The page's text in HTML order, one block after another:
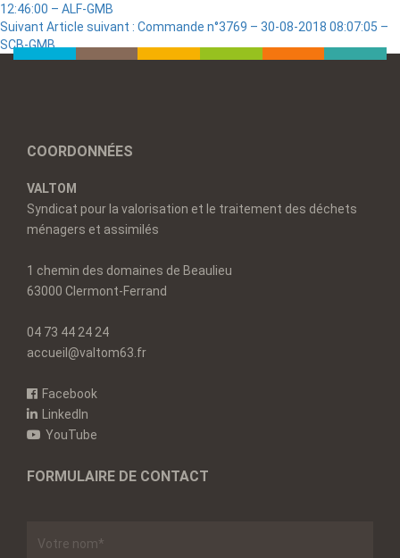
12:46:00 – ALF-GMB
Suivant Article suivant : Commande n°3769 – 30-08-2018 08:07:05 –
SCB-GMB
COORDONNÉES
VALTOM
Syndicat pour la valorisation et le traitement des déchets
ménagers et assimilés
1 chemin des domaines de Beaulieu
63000 Clermont-Ferrand
04 73 44 24 24
accueil@valtom63.fr
Facebook
LinkedIn
YouTube
FORMULAIRE DE CONTACT